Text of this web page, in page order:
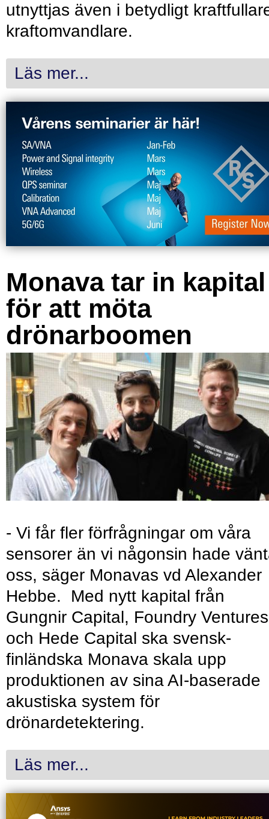
utnyttjas även i betydligt
kraftomvandlare.
Läs mer...
Monava tar in kapital
för att möta
drönarboomen
- Vi får fler förfrågningar om våra
sensorer än vi någonsin hade
oss, säger Monavas vd Alexander
Hebbe. Med nytt kapital från
Gungnir Capital, Foundry Ventures
och Hede Capital ska svensk-
finländska Monava skala upp
produktionen av sina AI-baserade
akustiska system för
drönardetektering.
Läs mer...